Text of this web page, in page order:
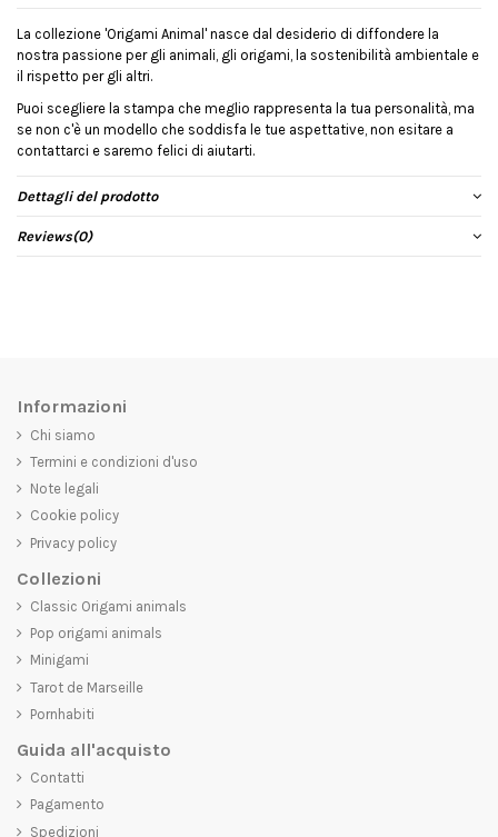
La collezione 'Origami Animal' nasce dal desiderio di diffondere la
nostra passione per gli animali, gli origami, la sostenibilità ambientale e
il rispetto per gli altri.
Puoi scegliere la stampa che meglio rappresenta la tua personalità, ma
se non c'è un modello che soddisfa le tue aspettative, non esitare a
contattarci e saremo felici di aiutarti.
Dettagli del prodotto
Reviews(0)
Informazioni
Chi siamo
Termini e condizioni d'uso
Note legali
Cookie policy
Privacy policy
Collezioni
Classic Origami animals
Pop origami animals
Minigami
Tarot de Marseille
Pornhabiti
Guida all'acquisto
Contatti
Pagamento
Spedizioni